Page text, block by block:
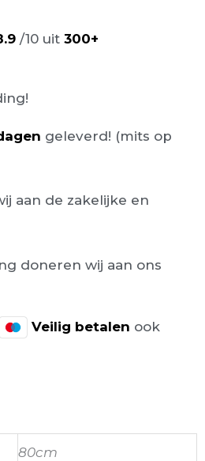
/10 uit 300+
geleverd! (mits op
aan de zakelijke en
doneren wij aan ons
Veilig betalen ook
80cm